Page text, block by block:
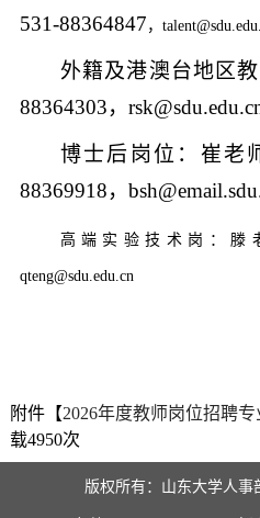
531-88364847 ，
外籍及港澳台地区
88364303，
博士后岗位：崔老
88369918，
高端实验技术岗：滕
qteng@sdu.edu.cn
附件【2026年度教师岗位招聘
载4950次
版权所有：山东大学人事